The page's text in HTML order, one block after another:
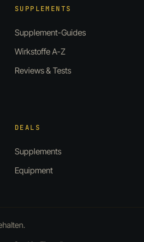
SUPPLEMENTS
Supplement-Guides
Wirkstoffe A-Z
Reviews & Tests
DEALS
Supplements
Equipment